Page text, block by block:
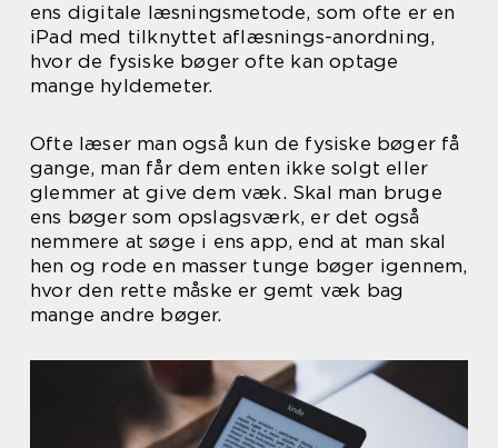
ens digitale læsningsmetode, som ofte er en
iPad med tilknyttet aflæsnings-anordning,
hvor de fysiske bøger ofte kan optage
mange hyldemeter.
Ofte læser man også kun de fysiske bøger få
gange, man får dem enten ikke solgt eller
glemmer at give dem væk. Skal man bruge
ens bøger som opslagsværk, er det også
nemmere at søge i ens app, end at man skal
hen og rode en masser tunge bøger igennem,
hvor den rette måske er gemt væk bag
mange andre bøger.